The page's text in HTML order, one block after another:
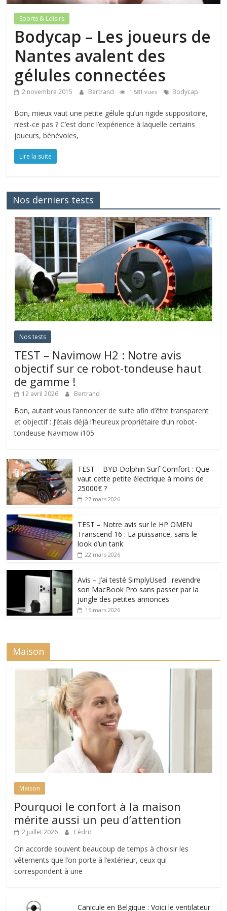
Sports & Loisirs
Bodycap – Les joueurs de
Nantes avalent des
gélules connectées
2 novembre 2015 Bertrand 1 581 vues Bodycap
Bon, mieux vaut une petite gélule qu’un rigide suppositoire,
n’est-ce pas ? C’est donc l’expérience à laquelle certains
joueurs, bénévoles,
Lire la suite
Nos derniers tests
Nos tests
TEST – Navimow H2 : Notre avis
objectif sur ce robot-tondeuse haut
de gamme !
12 avril 2026 Bertrand
Bon, autant vous l’annoncer de suite afin d’être transparent
et objectif : J’étais déjà l’heureux propriétaire d’un robot-
tondeuse Navimow i105
TEST – BYD Dolphin Surf Comfort : Que
vaut cette petite électrique à moins de
25000€ ?
27 mars 2026
TEST – Notre avis sur le HP OMEN
Transcend 16 : La puissance, sans le
look d’un tank
22 mars 2026
Avis – J’ai testé SimplyUsed : revendre
son MacBook Pro sans passer par la
jungle des petites annonces
15 mars 2026
Maison
Maison
Pourquoi le confort à la maison
mérite aussi un peu d’attention
2 juillet 2026 Cédric
On accorde souvent beaucoup de temps à choisir les
vêtements que l’on porte à l’extérieur, ceux qui
correspondent à une
Canicule en Belgique : Voici le ventilateur